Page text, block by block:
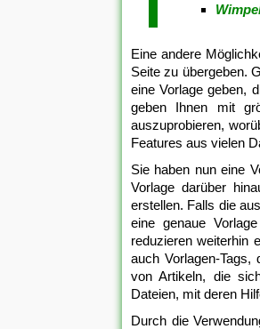
Eine andere
Seite zu übergeben.
eine Vorlage geben,
geben Ihnen mit
auszuprobieren,
Features aus vielen
Sie haben nun eine
Vorlage darüber
erstellen. Falls die
eine genaue
reduzieren weiterhin
auch Vorlagen-
von Artikeln, die
Dateien, mit deren
Durch die